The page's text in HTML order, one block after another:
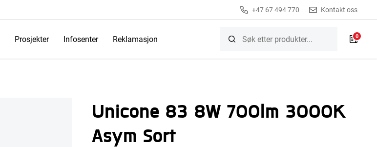
+47 67 494 770 Kontakt oss
Prosjekter Infosenter Reklamasjon 0
Unicone 83 8W 700lm 3000K
Asym Sort